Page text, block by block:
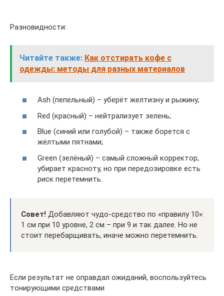
Разновидности:
Читайте также: Как отстирать кофе с
одежды: методы для разных материалов
Ash (пепельный) – уберёт желтизну и рыжину;
Red (красный) – нейтрализует зелень;
Blue (синий или голубой) – также борется с
жёлтыми пятнами;
Green (зелёный) – самый сложный корректор,
убирает красноту, но при передозировке есть
риск перетемнить.
Совет! Добавляют чудо-средство по «правилу 10»:
1 см при 10 уровне, 2 см – при 9 и так далее. Но не
стоит перебарщивать, иначе можно перетемнить.
Если результат не оправдал ожиданий, воспользуйтесь
тонирующими средствами